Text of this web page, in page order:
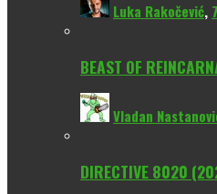
Luka Rakočević,
BEAST OF
Vladan
DIRECTIVE 8020